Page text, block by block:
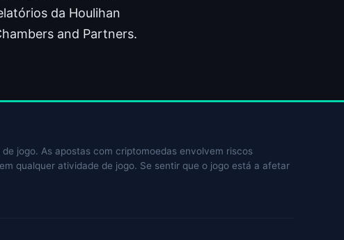
da Houlihan
and Partners.
jogo. As apostas com criptomoedas envolvem riscos
qualquer atividade de jogo. Se sentir que o jogo está a afetar